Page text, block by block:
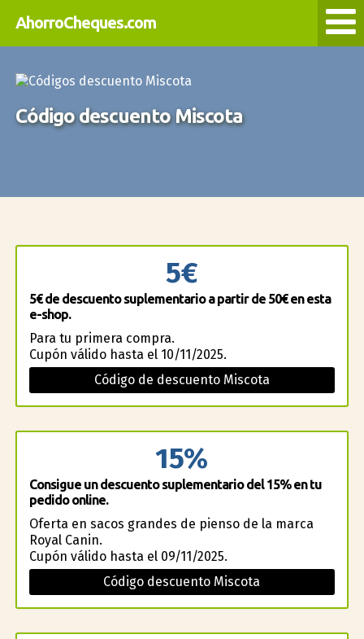
AhorroCheques.com
Código descuento Miscota
5€
5€ de descuento suplementario a partir de 50€ en esta
e-shop.
Para tu primera compra.
Cupón válido hasta el 10/11/2025.
Código de descuento Miscota
15%
Consigue un descuento suplementario del 15% en tu
pedido online.
Oferta en sacos grandes de pienso de la marca
Royal Canin.
Cupón válido hasta el 09/11/2025.
Código descuento Miscota